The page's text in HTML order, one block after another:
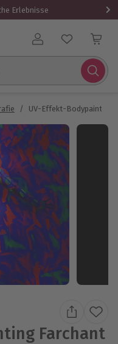
Erlebnisse
Benutzerkonto
/ UV-Effekt-Bodypainting
Farchant